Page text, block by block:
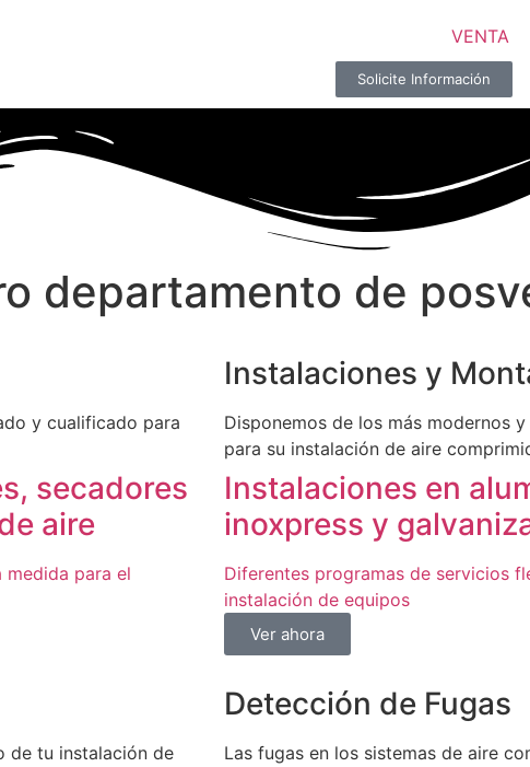
VENTA
Solicite Información
departamento de
y cualificado para
secadores
aire
para el
Instalaciones y
Disponemos de los más modernos
para su instalación de aire
Instalaciones en
inoxpress y
Diferentes programas de servicios
instalación de equipos
Ver ahora
de tu instalación de
Detección de Fugas
Las fugas en los sistemas de aire